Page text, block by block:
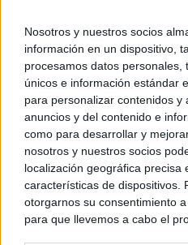
Nosotros y nuestros socios
información en un dispositivo,
procesamos datos personales,
únicos e información estándar
para personalizar contenidos y
anuncios y del contenido e
como para desarrollar y
nosotros y nuestros socios
localización geográfica precisa
características de dispositivos.
otorgarnos su consentimiento
para que llevemos a cabo el
© Kiosko.net Aviso Legal